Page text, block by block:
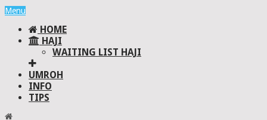
Menu
HOME
HAJI
WAITING LIST HAJI
UMROH
INFO
TIPS